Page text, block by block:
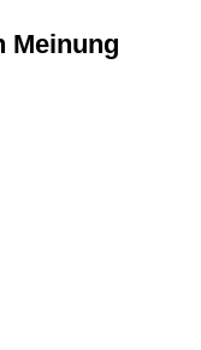
Meinung